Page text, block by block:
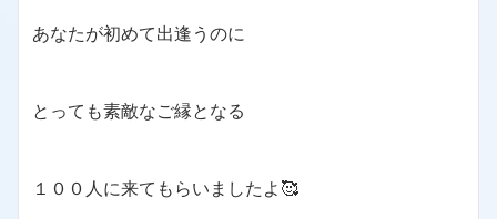
あなたが初めて出逢うのに
とっても素敵なご縁となる
１００人に来てもらいましたよ🥰